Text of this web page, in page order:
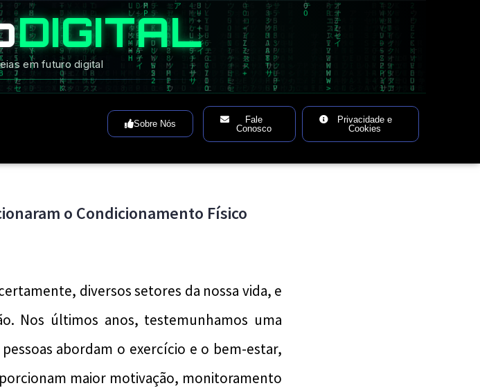
DIGITAL
em futuro digital
Sobre Nós
Fale
Conosco
Privacidade e
Cookies
o Condicionamento Físico
diversos setores da nossa vida, e
Nos últimos anos, testemunhamos uma
abordam o exercício e o bem-estar,
maior motivação, monitoramento